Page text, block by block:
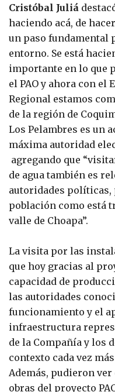
Cristóbal Juliá
haciendo acá, de
un paso fundamental
entorno. Se está
importante en lo que
el PAO y ahora con el
Regional estamos
de la región de
Los Pelambres es un
máxima autoridad
agregando que
de agua también es
autoridades políticas,
población como está
valle de Choapa”.
La visita por las
que hoy gracias al
capacidad de
las autoridades
funcionamiento y el
infraestructura
de la Compañía y los
contexto cada vez
Además, pudieron
obras del proyecto